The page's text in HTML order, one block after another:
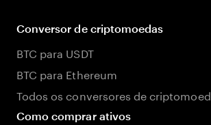
Conversor de criptomoedas
BTC para USDT
BTC para Ethereum
Todos os conversores de
Como comprar ativos